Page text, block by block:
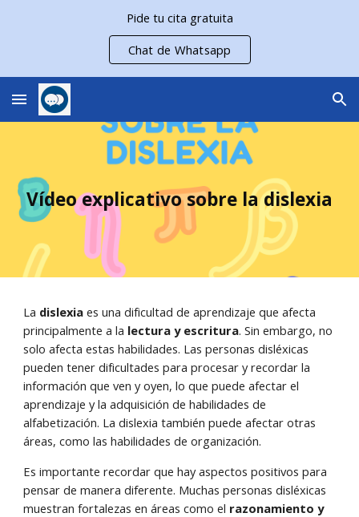
Pide tu cita gratuita
Chat de Whatsapp
Vídeo explicativo sobre la dislexia
La dislexia es una dificultad de aprendizaje que afecta
principalmente a la lectura y escritura. Sin embargo, no
solo afecta estas habilidades. Las personas disléxicas
pueden tener dificultades para procesar y recordar la
información que ven y oyen, lo que puede afectar el
aprendizaje y la adquisición de habilidades de
alfabetización. La dislexia también puede afectar otras
áreas, como las habilidades de organización.
Es importante recordar que hay aspectos positivos para
pensar de manera diferente. Muchas personas disléxicas
muestran fortalezas en áreas como el razonamiento y